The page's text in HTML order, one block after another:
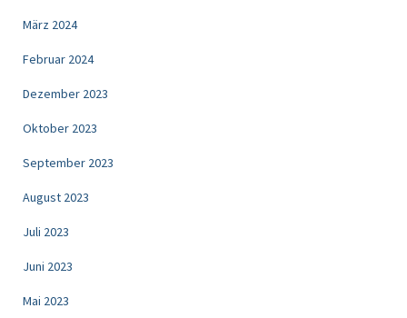
März 2024
Februar 2024
Dezember 2023
Oktober 2023
September 2023
August 2023
Juli 2023
Juni 2023
Mai 2023